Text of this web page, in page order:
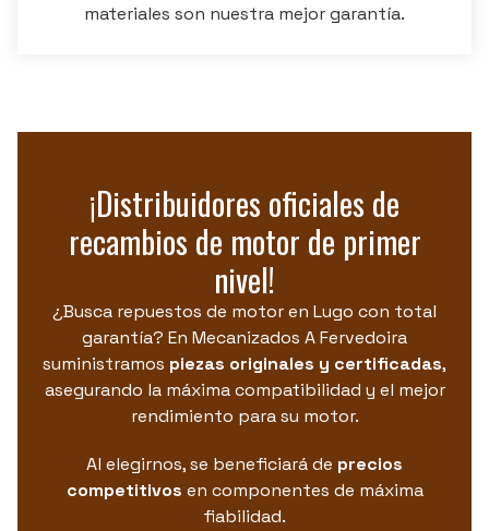
materiales son nuestra mejor garantía.
¡Distribuidores oficiales de
recambios de motor de primer
nivel!
¿Busca repuestos de motor en Lugo con total
garantía? En Mecanizados A Fervedoira
suministramos piezas originales y certificadas,
asegurando la máxima compatibilidad y el mejor
rendimiento para su motor.
Al elegirnos, se beneficiará de precios
competitivos en componentes de máxima
fiabilidad.